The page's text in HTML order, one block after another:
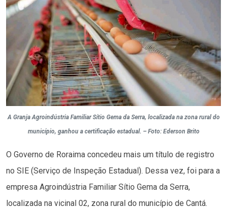
A Granja Agroindústria Familiar Sítio Gema da Serra, localizada na zona rural do
município, ganhou a certificação estadual. – Foto: Ederson Brito
O Governo de Roraima concedeu mais um título de registro
no SIE (Serviço de Inspeção Estadual). Dessa vez, foi para a
empresa Agroindústria Familiar Sítio Gema da Serra,
localizada na vicinal 02, zona rural do município de Cantá.